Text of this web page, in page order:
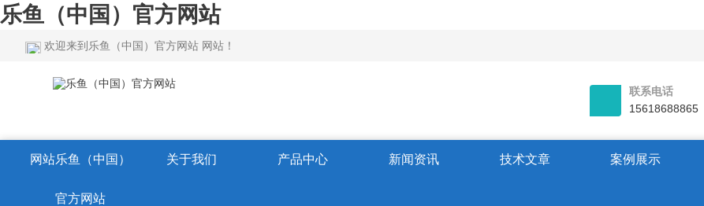
乐鱼（中国）官方网站
欢迎来到乐鱼（中国）官方网站 网站！
联系电话
15618688865
网站乐鱼（中国）
官方网站
关于我们 产品中心 新闻资讯 技术文章 案例展示